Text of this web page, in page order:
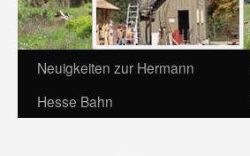
Neuigkeiten zur Hermann
Hesse Bahn